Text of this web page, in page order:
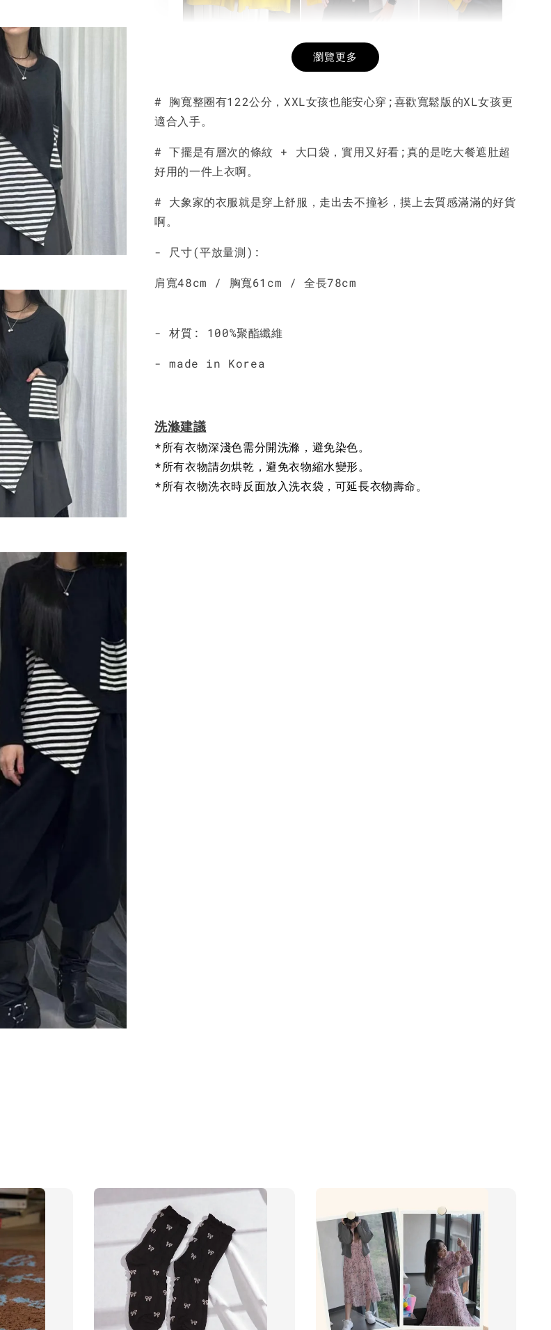
NT$ 190
NT$ 450
- +
希望相隨雙面T
NT$ 190
- +NT$ 190
-
瀏覽更多
# 胸寬整圈有122公分，XXL女孩也能安心穿;喜歡寬鬆版的XL女孩更
適合入手。
# 下擺是有層次的條紋 + 大口袋，實用又好看;真的是吃大餐遮肚超
好用的一件上衣啊。
# 大象家的衣服就是穿上舒服，走出去不撞衫，摸上去質感滿滿的好貨
啊。
- 尺寸(平放量測):
肩寬48cm / 胸寬61cm / 全長78cm
- 材質: 100%聚酯纖維
- made in Korea
洗滌建議
*所有衣物深淺色需分開洗滌，避免染色。
*所有衣物請勿烘乾，避免衣物縮水變形。
*所有衣物洗衣時反面放入洗衣袋，可延長衣物壽命。